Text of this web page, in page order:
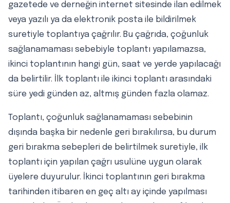
gazetede ve derneğin internet sitesinde ilan edilmek
veya yazılı ya da elektronik posta ile bildirilmek
suretiyle toplantıya çağrılır. Bu çağrıda, çoğunluk
sağlanamaması sebebiyle toplantı yapılamazsa,
ikinci toplantının hangi gün, saat ve yerde yapılacağı
da belirtilir. İlk toplantı ile ikinci toplantı arasındaki
süre yedi günden az, altmış günden fazla olamaz.
Toplantı, çoğunluk sağlanamaması sebebinin
dışında başka bir nedenle geri bırakılırsa, bu durum
geri bırakma sebepleri de belirtilmek suretiyle, ilk
toplantı için yapılan çağrı usulüne uygun olarak
üyelere duyurulur. İkinci toplantının geri bırakma
tarihinden itibaren en geç altı ay içinde yapılması